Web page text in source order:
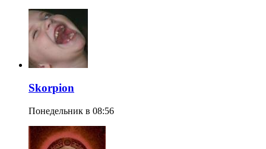
Skorpion
Понедельник в 08:56